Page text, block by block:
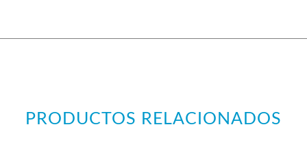
PRODUCTOS RELACIONADOS